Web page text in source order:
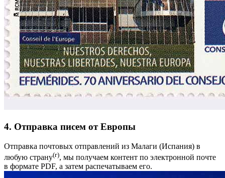
4. Отправка писем от Европы
Отправка почтовых отправлений из Малаги (Испания) в
любую страну(г), мы получаем контент по электронной почте
в формате PDF, а затем распечатываем его.